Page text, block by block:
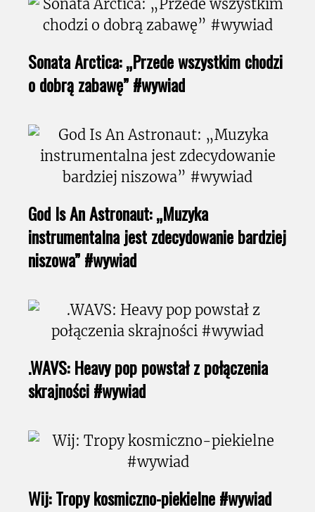
Sonata Arctica: „Przede wszystkim chodzi
o dobrą zabawę” #wywiad
God Is An Astronaut: „Muzyka
instrumentalna jest zdecydowanie bardziej
niszowa” #wywiad
.WAVS: Heavy pop powstał z połączenia
skrajności #wywiad
Wij: Tropy kosmiczno-piekielne #wywiad